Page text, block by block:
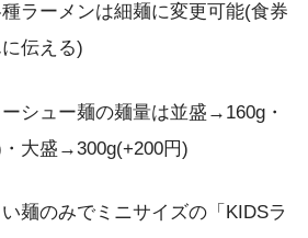
ラーメンは細麺に変更可能(食券
伝える)
シュー麺の麺量は並盛→160g・
大盛→300g(+200円)
麺のみでミニサイズの「KIDSラ